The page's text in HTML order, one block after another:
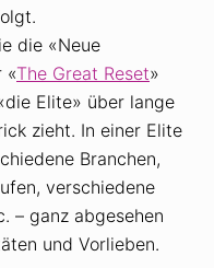
die «Neue
«The Great Reset»
Elite» über lange
zieht. In einer Elite
Branchen,
verschiedene
– ganz abgesehen
und Vorlieben.